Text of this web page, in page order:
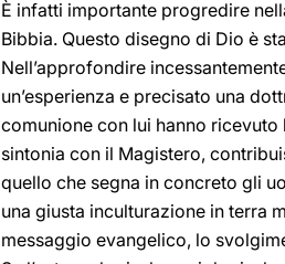
È infatti importante progredire
Bibbia. Questo disegno di Dio è
Nell’approfondire
un’esperienza e precisato una
comunione con lui hanno
sintonia con il Magistero,
quello che segna in concreto gli
una giusta inculturazione in terra
messaggio evangelico, lo